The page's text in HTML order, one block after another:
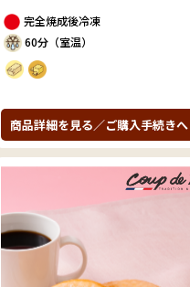
完全焼成後冷凍
60分（室温）
商品詳細を見る／ご購入手続きへ